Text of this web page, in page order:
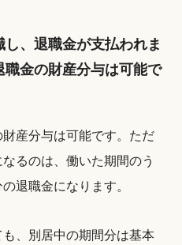
、退職金が支払われま
職金の財産分与は可能で
産分与は可能です。ただ
るのは、働いた期間のう
退職金になります。
、別居中の期間分は基本